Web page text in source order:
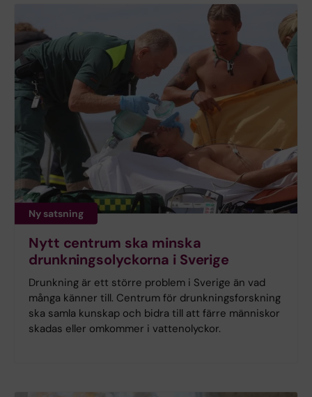
Ny satsning
Nytt centrum ska minska
drunkningsolyckorna i Sverige
Drunkning är ett större problem i Sverige än vad
många känner till. Centrum för drunkningsforskning
ska samla kunskap och bidra till att färre människor
skadas eller omkommer i vattenolyckor.